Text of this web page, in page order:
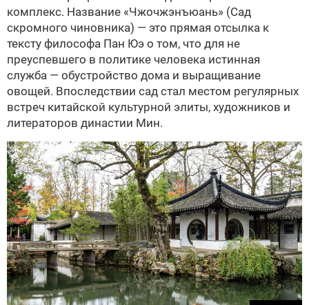
комплекс. Название «Чжочжэнъюань» (Сад
скромного чиновника) — это прямая отсылка к
тексту философа Пан Юэ о том, что для не
преуспевшего в политике человека истинная
служба — обустройство дома и выращивание
овощей. Впоследствии сад стал местом регулярных
встреч китайской культурной элиты, художников и
литераторов династии Мин.